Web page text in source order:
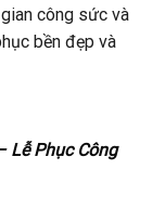
công sức và
bền đẹp và
Lễ Phục Công